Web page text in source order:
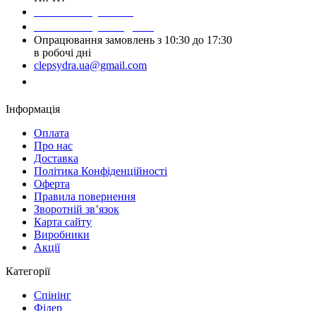
Опрацювання замовлень з 10:30 до 17:30
в робочі дні
clepsydra.ua@gmail.com
Інформація
Оплата
Про нас
Доставка
Політика Конфіденційності
Оферта
Правила повернення
Зворотній зв’язок
Карта сайту
Виробники
Акції
Категорії
Спінінг
Фідер